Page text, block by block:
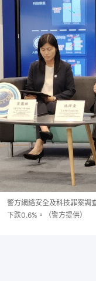
警方網絡安全及科技罪案
下跌0.6%。（警方提供）